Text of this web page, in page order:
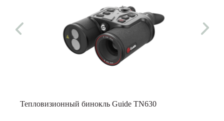
Тепловизионный бинокль Guide TN630